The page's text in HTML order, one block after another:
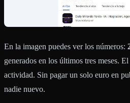
En la imagen puedes ver los números:
generados en los últimos tres meses.
actividad. Sin pagar un solo euro en
nadie nuevo.